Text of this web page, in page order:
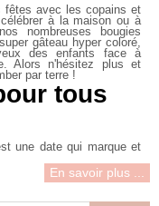
fêtes avec les copains et
à la maison ou à
nombreuses
bougies
gâteau hyper coloré,
des enfants face à
Alors n'hésitez plus et
par terre !
tous
une date qui marque et
En savoir plus ...